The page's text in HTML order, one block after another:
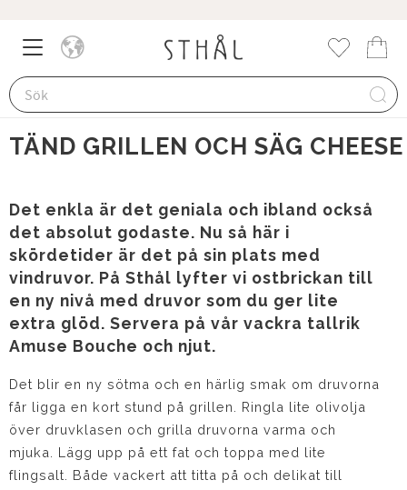
Meny
TÄND GRILLEN OCH SÄG CHEESE
Det enkla är det geniala och ibland också
det absolut godaste. Nu så här i
skördetider är det på sin plats med
vindruvor. På Sthål lyfter vi ostbrickan till
en ny nivå med druvor som du ger lite
extra glöd. Servera på vår vackra tallrik
Amuse Bouche och njut.
Det blir en ny sötma och en härlig smak om druvorna
får ligga en kort stund på grillen. Ringla lite olivolja
över druvklasen och grilla druvorna varma och
mjuka. Lägg upp på ett fat och toppa med lite
flingsalt. Både vackert att titta på och delikat till